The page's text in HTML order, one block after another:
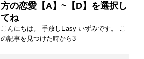
方の恋愛【A】~【D】を選択し
てね
こんにちは。 手放しEasy いずみです。 こ
の記事を見つけた時から3